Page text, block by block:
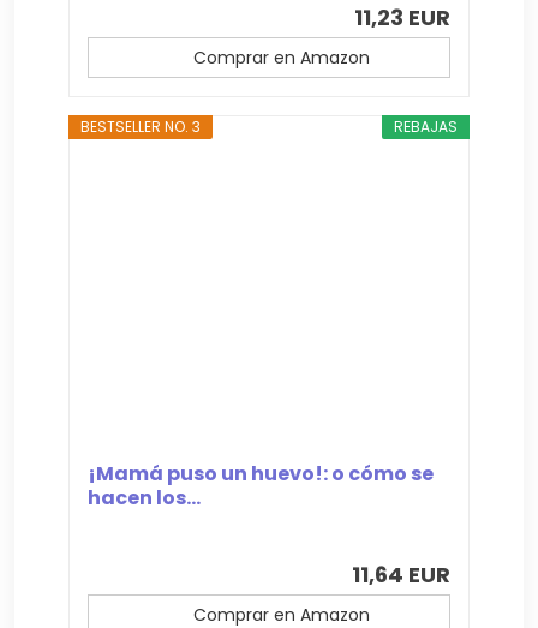
11,23 EUR
Comprar en Amazon
REBAJAS
BESTSELLER NO. 3
¡Mamá puso un huevo!: o cómo se
hacen los...
11,64 EUR
Comprar en Amazon